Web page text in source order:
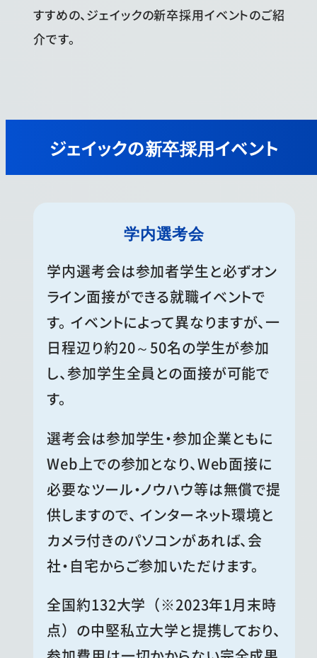
すすめの、ジェイックの新卒採用イベントのご紹
介です。
ジェイックの新卒採用イベント
学内選考会
学内選考会は参加者学生と必ずオン
ライン面接ができる就職イベントで
す。 イベントによって異なりますが、一
日程辺り約20～50名の学生が参加
し、参加学生全員との面接が可能で
す。
選考会は参加学生・参加企業ともに
Web上での参加となり、Web面接に
必要なツール・ノウハウ等は無償で提
供しますので、 インターネット環境と
カメラ付きのパソコンがあれば、会
社・自宅からご参加いただけます。
全国約132大学（※2023年1月末時
点）の中堅私立大学と提携しており、